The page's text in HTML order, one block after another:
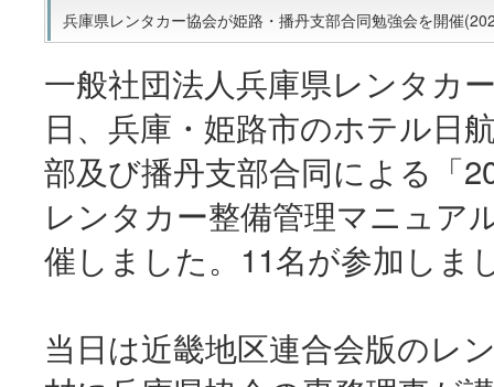
兵庫県レンタカー協会が姫路・播丹支部合同勉強会を開催
一般社団法人兵庫県レンタカ
日、兵庫・姫路市のホテル日
部及び播丹支部合同による「
レンタカー整備管理マニュア
催しました。11名が参加しま
当日は近畿地区連合会版のレ